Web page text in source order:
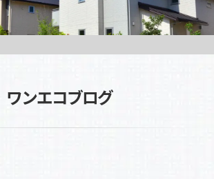
ワンエコブログ